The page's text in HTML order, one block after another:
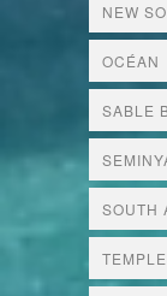
NEW
OCÉAN
SABLE
SOUTH